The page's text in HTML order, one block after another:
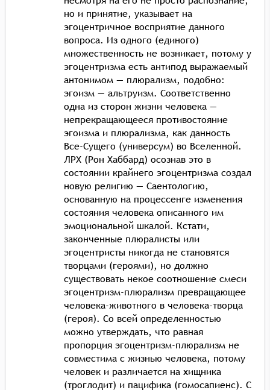
но и принятие, указывает на
эгоцентричное восприятие данного
вопроса. Из одного (единого)
множественность не возникает, потому у
эгоцентризма есть антипод выражаемый
антонимом — плюрализм, подобно:
эгоизм — альтруизм. Соответственно
одна из сторон жизни человека —
непрекращающееся противостояние
эгоизма и плюрализма, как данность
Все-Сущего (универсум) во Вселенной.
ЛРХ (Рон Хаббард) осознав это в
состоянии крайнего эгоцентризма создал
новую религию — Саентологию,
основанную на процессенге изменения
состояния человека описанного им
эмоциональной шкалой. Кстати,
законченные плюралисты или
эгоцентристы никогда не становятся
творцами (героями), но должно
существовать некое соотношение смеси
эгоцентризм-плюрализм превращающее
человека-животного в человека-творца
(героя). Со всей определенностью
можно утверждать, что равная
пропорция эгоцентризм-плюрализм не
совместима с жизнью человека, потому
человек и различается на хищника
(троглодит) и пацифика (гомосапиенс). С